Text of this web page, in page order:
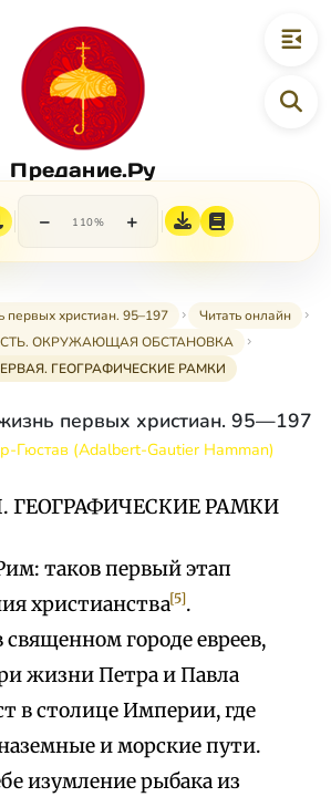
Предание.Ру
− 110% +
христиан. 95–197
Читать онлайн
ОКРУЖАЮЩАЯ ОБСТАНОВКА
ГЕОГРАФИЧЕСКИЕ РАМКИ
первых христиан. 95—197
Гюстав (Adalbert-Gautier Hamman)
ГЕОГРАФИЧЕСКИЕ РАМКИ
таков первый этап
христианства[5].
городе евреев,
жизни Петра и Павла
в столице Империи, где
и морские пути.
изумление рыбака из